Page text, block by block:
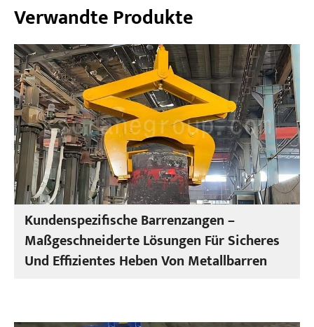
Verwandte Produkte
Kundenspezifische Barrenzangen –
Maßgeschneiderte Lösungen Für Sicheres
Und Effizientes Heben Von Metallbarren